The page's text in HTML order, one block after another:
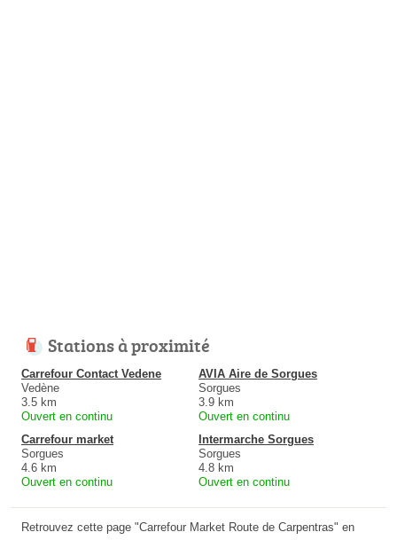
Stations à proximité
Carrefour Contact Vedene
Vedène
3.5 km
Ouvert en continu
AVIA Aire de Sorgues
Sorgues
3.9 km
Ouvert en continu
Carrefour market
Sorgues
4.6 km
Ouvert en continu
Intermarche Sorgues
Sorgues
4.8 km
Ouvert en continu
Retrouvez cette page "Carrefour Market Route de Carpentras" en